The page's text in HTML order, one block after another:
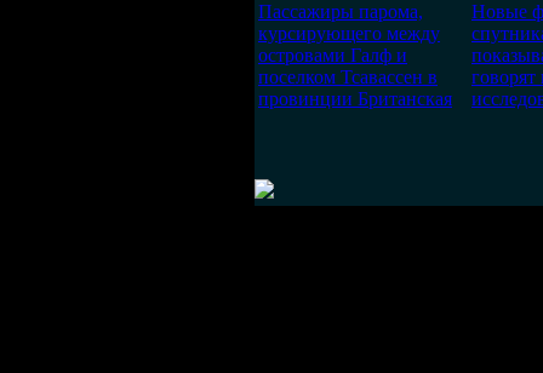
Пассажиры парома,
курсирующего между
островами Галф и
поселком Тсавассен в
провинции Британская
Новые
говорят